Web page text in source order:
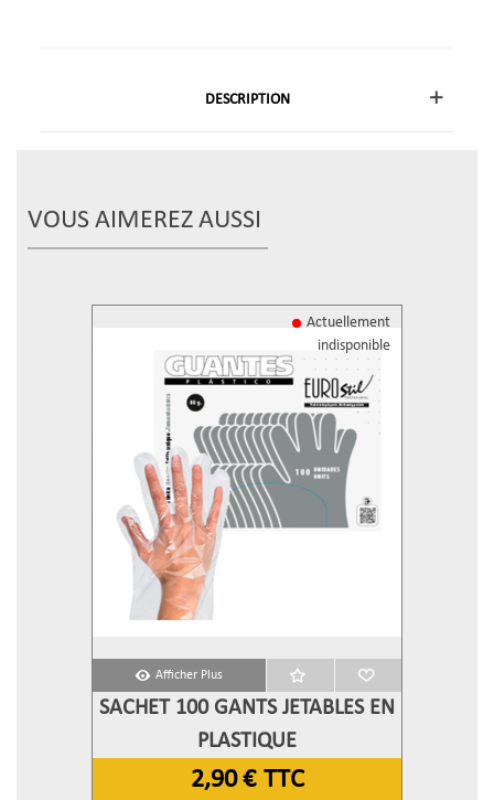
DESCRIPTION
VOUS AIMEREZ AUSSI
Actuellement
indisponible
Afficher Plus
SACHET 100 GANTS JETABLES EN
PLASTIQUE
2,90 € TTC